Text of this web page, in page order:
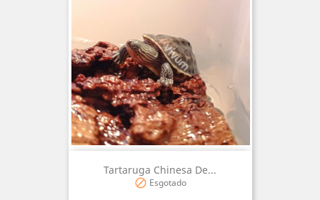
Tartaruga Chinesa De...
 Esgotado